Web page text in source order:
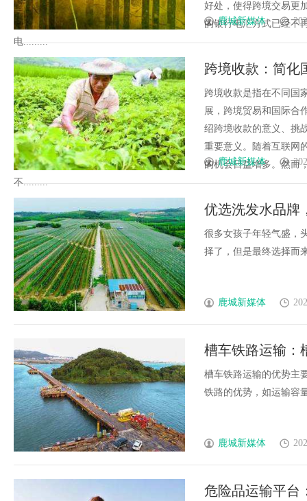
好处，使得跨境交易更
的银行电汇方式已经不
电.........
鹿城新媒体
跨境收款：简化
跨境收款是指在不同国
展，跨境贸易和国际合
绍跨境收款的意义、挑
重要意义。随着互联网
的机会日益增多。然而
不.........
鹿城新媒体
优选洗发水品牌
很多女孩子年轻气盛，
择了，但是最终选择而
鹿城新媒体
槽车铁路运输：
槽车铁路运输的优势主
铁路的优势，如运输容
鹿城新媒体
危险品运输平台